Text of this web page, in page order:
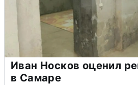
Иван Носков оценил
в Самаре